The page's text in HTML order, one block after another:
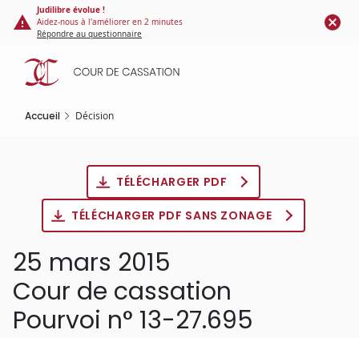
Panneau de gestion des cookies
contenu
principal
Judilibre évolue !
Aidez-nous à l'améliorer en 2 minutes
Répondre au questionnaire
Accueil Décision
TÉLÉCHARGER PDF
TÉLÉCHARGER PDF SANS ZONAGE
25 mars 2015
Cour de cassation
Pourvoi n° 13-27.695